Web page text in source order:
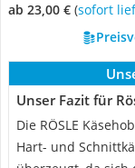
ab 23,00 € ( Sofort
Unser Fazit für
Die RÖSLE
Hart- und